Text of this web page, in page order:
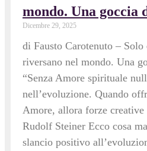
mondo. Una goccia
Dicembre 29, 2025
di Fausto Carotenuto –
riversano nel mondo. Una
“Senza Amore spirituale
nell’evoluzione. Quando
Amore, allora forze creative
Rudolf Steiner Ecco cosa
slancio positivo